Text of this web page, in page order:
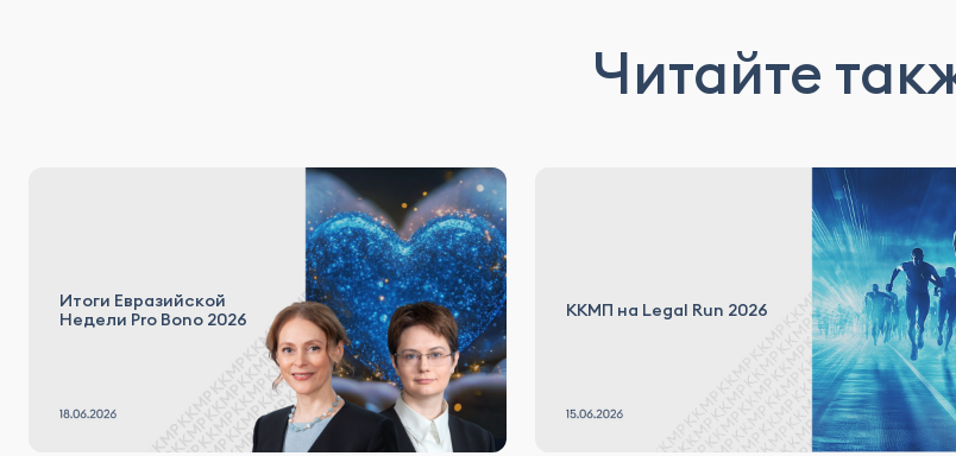
Читайте
Итоги Евразийской
Недели Pro Bono 2026
ККМП на Legal Run 2026